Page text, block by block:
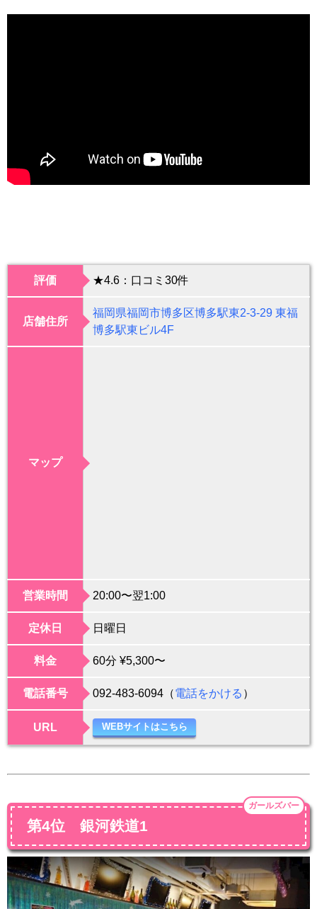
評価 ★4.6：口コミ30件
店舗住所
福岡県福岡市博多区博多駅東2-3-29 東福
博多駅東ビル4F
マップ
営業時間 20:00〜翌1:00
定休日 日曜日
料金 60分 ¥5,300〜
電話番号 092-483-6094（電話をかける ）
URL WEBサイトはこちら
第4位 銀河鉄道1
ガールズバー